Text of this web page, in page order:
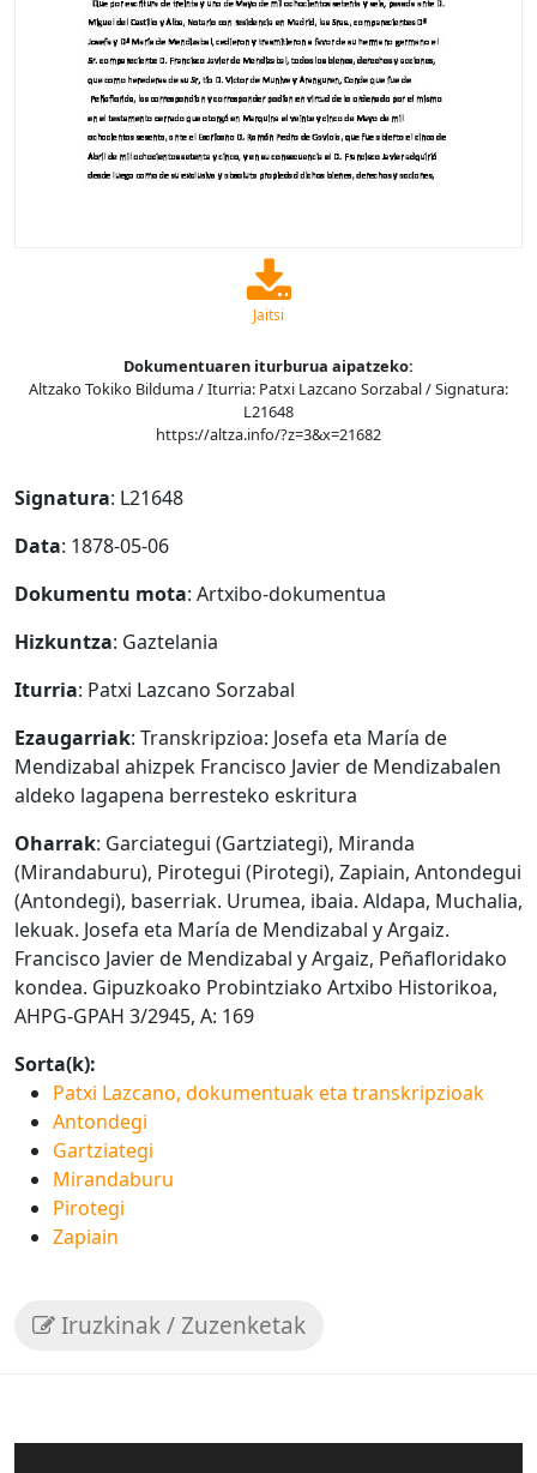
Jaitsi
Dokumentuaren iturburua aipatzeko:
Altzako Tokiko Bilduma / Iturria: Patxi Lazcano Sorzabal / Signatura:
L21648
https://altza.info/?z=3&x=21682
Signatura: L21648
Data: 1878-05-06
Dokumentu mota: Artxibo-dokumentua
Hizkuntza: Gaztelania
Iturria: Patxi Lazcano Sorzabal
Ezaugarriak: Transkripzioa: Josefa eta María de
Mendizabal ahizpek Francisco Javier de Mendizabalen
aldeko lagapena berresteko eskritura
Oharrak: Garciategui (Gartziategi), Miranda
(Mirandaburu), Pirotegui (Pirotegi), Zapiain, Antondegui
(Antondegi), baserriak. Urumea, ibaia. Aldapa, Muchalia,
lekuak. Josefa eta María de Mendizabal y Argaiz.
Francisco Javier de Mendizabal y Argaiz, Peñafloridako
kondea. Gipuzkoako Probintziako Artxibo Historikoa,
AHPG-GPAH 3/2945, A: 169
Sorta(k):
Patxi Lazcano, dokumentuak eta transkripzioak
Antondegi
Gartziategi
Mirandaburu
Pirotegi
Zapiain
Iruzkinak / Zuzenketak